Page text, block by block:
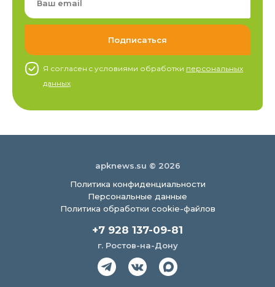
Я согласен c условиями обработки персональных
данных
apknews.su © 2026
Политика конфиденциальности
Персональные данные
Политика обработки cookie-файлов
+7 928 137-09-81
г. Ростов-на-Дону